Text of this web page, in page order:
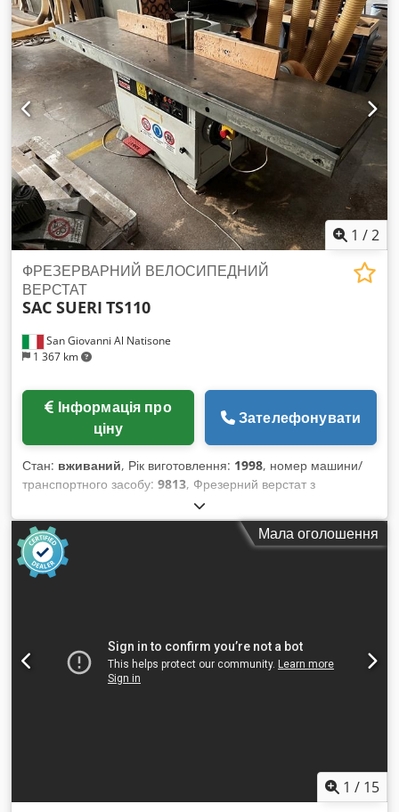
1 /2
San Giovanni Al Natisone
1 367 km
ФРЕЗЕРВАРНИЙ ВЕЛОСИПЕДНИЙ
ВЕРСТАТ
SAC SUERI TS110
ціну
Зателефонувати
Стан: вживаний, Рік виготовлення: 1998, номер машини/
транспортного засобу: 9813, Фрезерний верстат з
нерухомим шпинделем SAC SUERI мод. TS110 – у
відповідності до стандартів CE – використаний - Подовжені
столи 2400 мм. - Напруга 400/50 - Серійний номер: 9813
Dedpjwrh Hvsfx Al Rsck - Рік випуску: 1998 - *M42 -
Укомплектований керівництвом та декларацією
Мала оголошення
1 / 15